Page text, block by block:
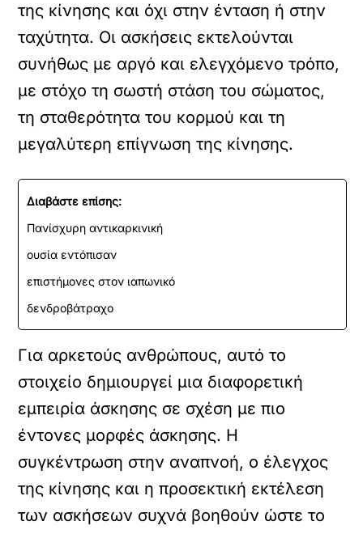
της κίνησης και όχι στην ένταση ή στην
ταχύτητα. Οι ασκήσεις εκτελούνται
συνήθως με αργό και ελεγχόμενο τρόπο,
με στόχο τη σωστή στάση του σώματος,
τη σταθερότητα του κορμού και τη
μεγαλύτερη επίγνωση της κίνησης.
Διαβάστε επίσης:
Πανίσχυρη αντικαρκινική
ουσία εντόπισαν
επιστήμονες στον ιαπωνικό
δενδροβάτραχο
Για αρκετούς ανθρώπους, αυτό το
στοιχείο δημιουργεί μια διαφορετική
εμπειρία άσκησης σε σχέση με πιο
έντονες μορφές άσκησης. Η
συγκέντρωση στην αναπνοή, ο έλεγχος
της κίνησης και η προσεκτική εκτέλεση
των ασκήσεων συχνά βοηθούν ώστε το